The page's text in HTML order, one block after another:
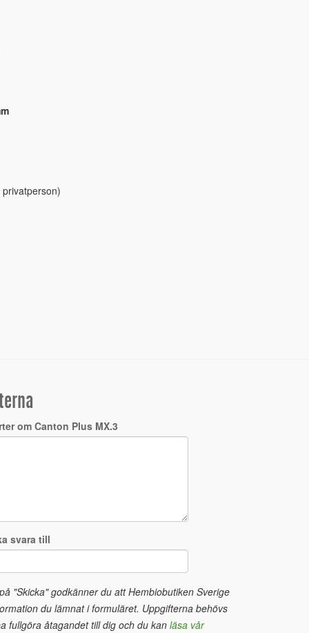
privatperson)
om Canton Plus MX.3
svara till
"Skicka" godkänner du att Hembiobutiken Sverige
du lämnat i formuläret. Uppgifterna behövs
fullgöra åtagandet till dig och du kan läsa vår